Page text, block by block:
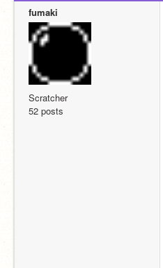
fumaki
Scratcher
52 posts